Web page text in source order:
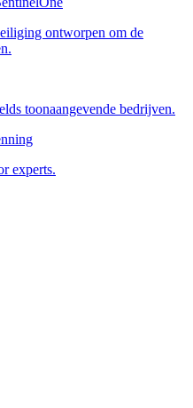
ontworpen om de
toonaangevende bedrijven.
experts.